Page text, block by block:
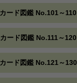
カード図鑑 No.101～110
カード図鑑 No.111～120
カード図鑑 No.121～130